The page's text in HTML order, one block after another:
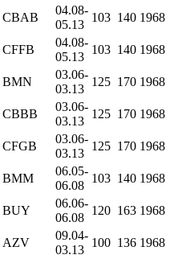
CBAB
04.08-
05.13
103 140 1968
CFFB
04.08-
05.13
103 140 1968
BMN
03.06-
03.13
125 170 1968
CBBB
03.06-
03.13
125 170 1968
CFGB
03.06-
03.13
125 170 1968
BMM
06.05-
06.08
103 140 1968
BUY
06.06-
06.08
120 163 1968
AZV
09.04-
03.13
100 136 1968